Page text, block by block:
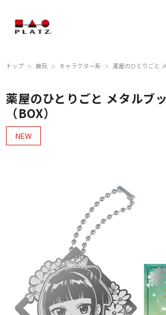
トップ ＞ 食玩 ＞ キャラクター系 ＞ 薬屋のひとりごと
薬屋のひとりごと メタルブ
（BOX）
NEW